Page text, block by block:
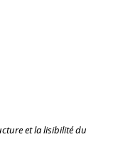
et la lisibilité du